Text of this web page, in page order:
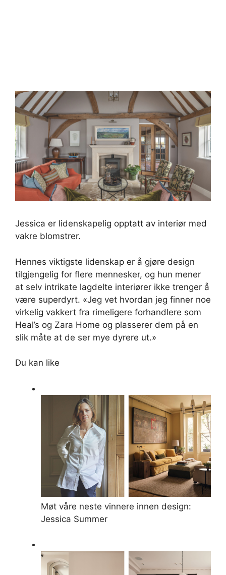
Jessica er lidenskapelig opptatt av interiør med
vakre blomstrer.
Hennes viktigste lidenskap er å gjøre design
tilgjengelig for flere mennesker, og hun mener
at selv intrikate lagdelte interiører ikke trenger å
være superdyrt. «Jeg vet hvordan jeg finner noe
virkelig vakkert fra rimeligere forhandlere som
Heal’s og Zara Home og plasserer dem på en
slik måte at de ser mye dyrere ut.»
Du kan like
Møt våre neste vinnere innen design:
Jessica Summer